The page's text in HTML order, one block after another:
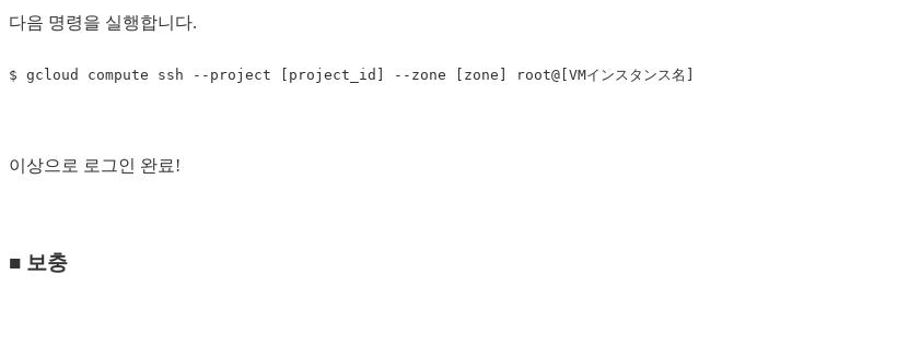
다음 명령을 실행합니다.
이상으로 로그인 완료!
■ 보충